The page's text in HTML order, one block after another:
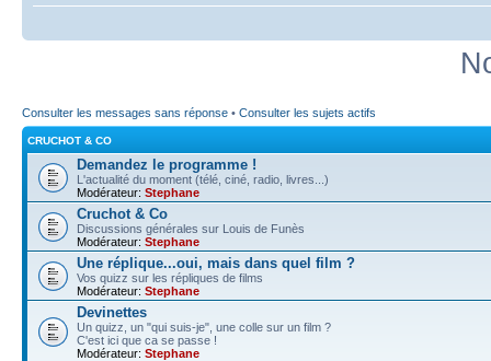
Consulter les messages sans réponse • Consulter les sujets actifs
CRUCHOT & CO
Demandez le programme !
L'actualité du moment (télé, ciné, radio, livres...)
Modérateur: Stephane
Cruchot & Co
Discussions générales sur Louis de Funès
Modérateur: Stephane
Une réplique...oui, mais dans quel film ?
Vos quizz sur les répliques de films
Modérateur: Stephane
Devinettes
Un quizz, un "qui suis-je", une colle sur un film ?
C'est ici que ca se passe !
Modérateur: Stephane